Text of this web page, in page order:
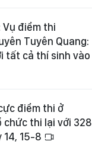
điểm thi
Tuyên Quang:
tất cả thí sinh vào
điểm thi ở
chức thi lại với 328
14, 15-8